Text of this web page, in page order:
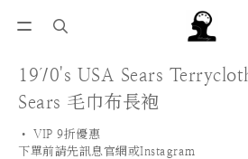
1970's USA Sears
Sears 毛巾布長袍
• VIP 9折優惠
下單前請先訊息官網或Instagram